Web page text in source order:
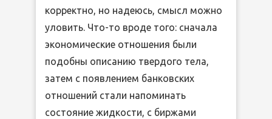
корректно, но надеюсь, смысл можно
уловить. Что-то вроде того: сначала
экономические отношения были
подобны описанию твердого тела,
затем с появлением банковских
отношений стали напоминать
состояние жидкости, с биржами